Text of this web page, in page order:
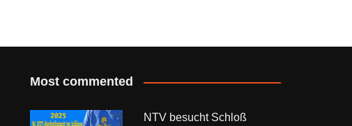
Most commented
NTV besucht Schloß